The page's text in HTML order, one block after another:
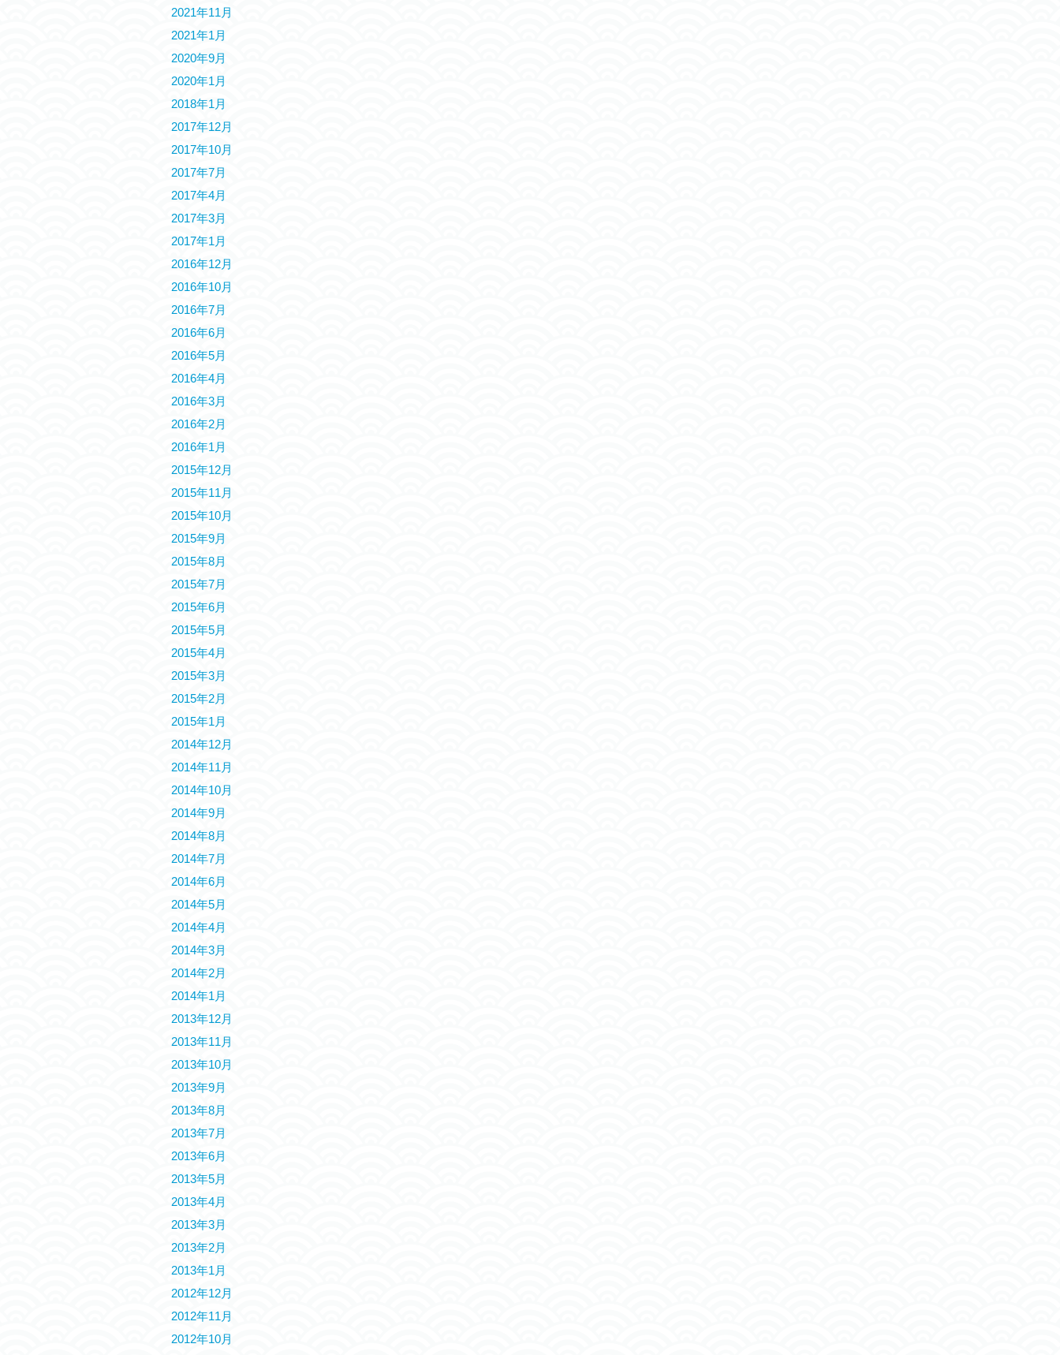
2021年11月
2021年1月
2020年9月
2020年1月
2018年1月
2017年12月
2017年10月
2017年7月
2017年4月
2017年3月
2017年1月
2016年12月
2016年10月
2016年7月
2016年6月
2016年5月
2016年4月
2016年3月
2016年2月
2016年1月
2015年12月
2015年11月
2015年10月
2015年9月
2015年8月
2015年7月
2015年6月
2015年5月
2015年4月
2015年3月
2015年2月
2015年1月
2014年12月
2014年11月
2014年10月
2014年9月
2014年8月
2014年7月
2014年6月
2014年5月
2014年4月
2014年3月
2014年2月
2014年1月
2013年12月
2013年11月
2013年10月
2013年9月
2013年8月
2013年7月
2013年6月
2013年5月
2013年4月
2013年3月
2013年2月
2013年1月
2012年12月
2012年11月
2012年10月